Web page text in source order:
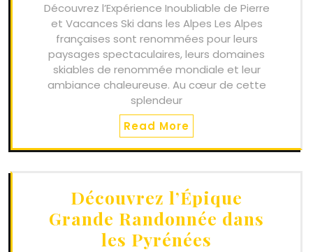
Découvrez l’Expérience Inoubliable de Pierre
et Vacances Ski dans les Alpes Les Alpes
françaises sont renommées pour leurs
paysages spectaculaires, leurs domaines
skiables de renommée mondiale et leur
ambiance chaleureuse. Au cœur de cette
splendeur
Read More
Découvrez l’Épique
Grande Randonnée dans
les Pyrénées